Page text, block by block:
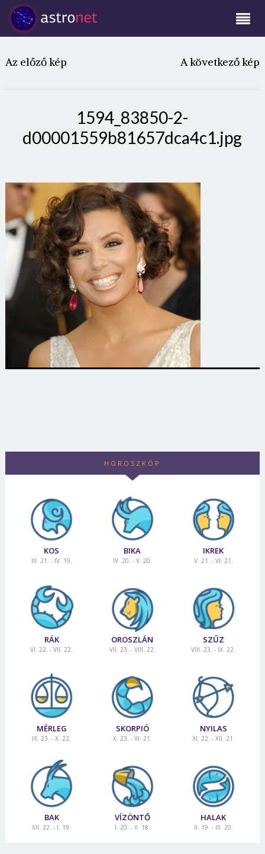
Az előző kép A következő kép
1594_83850-2-
d00001559b81657dca4c1.jpg
HOROSZKÓP
KOS
III. 21. - IV. 19.
BIKA
IV. 20. - V. 20.
IKREK
V. 21. - VI. 21.
RÁK
VI. 22. - VII. 22.
OROSZLÁN
VII. 23. - VIII. 22.
SZŰZ
VIII. 23. - IX. 22.
MÉRLEG
IX. 23. - X. 22.
SKORPIÓ
X. 23. - XI. 21.
NYILAS
XI. 22. - XII. 21.
BAK
XII. 22. - I. 19.
VÍZÖNTŐ
I. 20. - II. 18.
HALAK
II. 19. - III. 20.